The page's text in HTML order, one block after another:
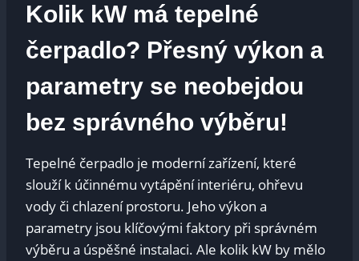
Kolik kW má tepelné
čerpadlo? Přesný výkon a
parametry se neobejdou
bez správného výběru!
Tepelné čerpadlo je moderní zařízení, které
slouží k účinnému vytápění interiéru, ohřevu
vody či chlazení prostoru. Jeho výkon a
parametry jsou klíčovými faktory při správném
výběru a úspěšné instalaci. Ale kolik kW by mělo